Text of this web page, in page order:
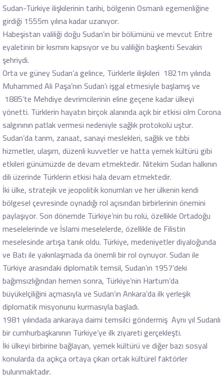
Sudan-Türkiye ilişkilerinin tarihi, bölgenin Osmanlı egemenliğine
girdiği 1555m yılına kadar uzanıyor.
Habeşistan valiliği doğu Sudan’ın bir bölümünü ve mevcut Eritre
eyaletinin bir kısmını kapsıyor ve bu valiliğin başkenti Sevakin
şehriydi.
Orta ve güney Sudan’a gelince, Türklerle ilişkileri 1821m yılında
Muhammed Ali Paşa’nın Sudan’ı işgal etmesiyle başlamış ve
1885’te Mehdiye devrimcilerinin eline geçene kadar ülkeyi
yönetti. Türklerin hayatın birçok alanında açık bir etkisi olm Corona
salgınının patlak vermesi nedeniyle sağlık protokolü uştur.
Sudan’da tarım, zanaat, sanayi meslekleri, sağlık ve tıbbi
hizmetler, ulaşım, düzenli kuvvetler ve hatta yemek kültürü gibi
etkileri günümüzde de devam etmektedir. Nitekim Sudan halkının
dili üzerinde Türklerin etkisi hala devam etmektedir.
İki ülke, stratejik ve jeopolitik konumları ve her ülkenin kendi
bölgesel çevresinde oynadığı rol açısından birbirlerinin önemini
paylaşıyor. Son dönemde Türkiye’nin bu rolü, özellikle Ortadoğu
meselelerinde ve İslami meselelerde, özellikle de Filistin
meselesinde artışa tanık oldu. Türkiye, medeniyetler diyaloğunda
ve Batı ile yakınlaşmada da önemli bir rol oynuyor. Sudan ile
Türkiye arasındaki diplomatik temsil, Sudan’ın 1957’deki
bağımsızlığından hemen sonra, Türkiye’nin Hartum’da
büyükelçiliğini açmasıyla ve Sudan’ın Ankara’da ilk yerleşik
diplomatik misyonunu kurmasıyla başladı.
1981 yılındada ankaraya daimi temsilci göndermiş Aynı yıl Sudanlı
bir cumhurbaşkanının Türkiye’ye ilk ziyareti gerçekleşti.
İki ülkeyi birbirine bağlayan, yemek kültürü ve diğer bazı sosyal
konularda da açıkça ortaya çıkan ortak kültürel faktörler
bulunmaktadır.